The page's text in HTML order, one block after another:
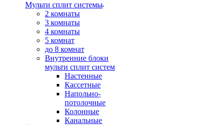
Мульти сплит системы
2 комнаты
3 комнаты
4 комнаты
5 комнат
до 8 комнат
Внутренние блоки
мульти сплит систем
Настенные
Кассетные
Напольно-
потолочные
Колонные
Канальные